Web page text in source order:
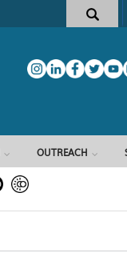
OUTREACH